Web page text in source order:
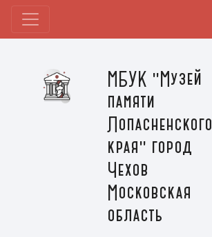
МБУК "Музей
памяти
Лопасненского
края" город
Чехов
Московская
область